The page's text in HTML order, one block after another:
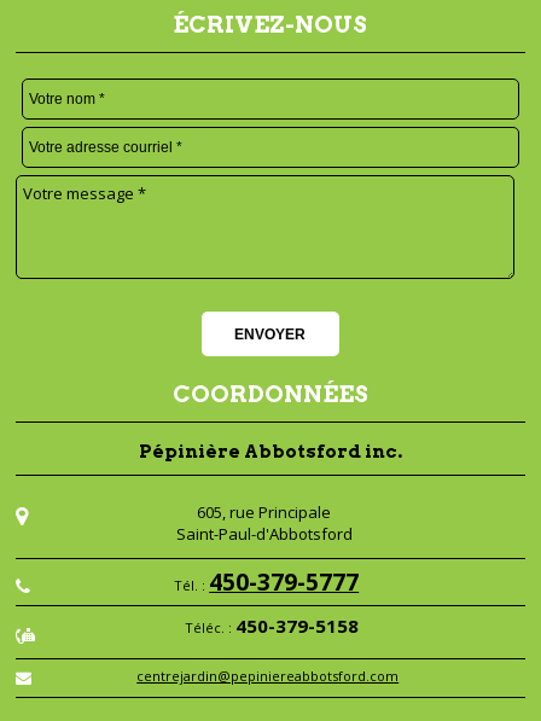
ÉCRIVEZ-NOUS
COORDONNÉES
Pépinière Abbotsford inc.
605, rue Principale
Saint-Paul-d'Abbotsford
Tél. : 450-379-5777
Téléc. : 450-379-5158
centrejardin@pepiniereabbotsford.com